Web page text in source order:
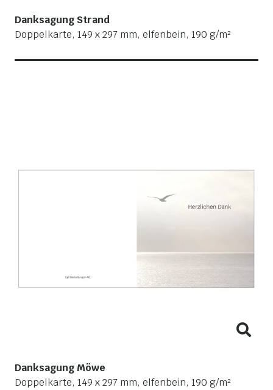
Danksagung Strand
Doppelkarte, 149 x 297 mm, elfenbein, 190 g/m²
Danksagung Möwe
Doppelkarte, 149 x 297 mm, elfenbein, 190 g/m²